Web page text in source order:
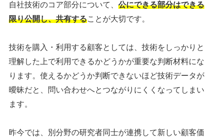
自社技術のコア部分について、 公にできる部分はできる
限り公開し、共有することが大切です。
技術を購入・利用する顧客としては、技術をしっかりと
理解した上で利用できるかどうかが重要な判断材料にな
ります。使えるかどうか判断できないほど技術データが
曖昧だと、問い合わせへとつながりにくくなってしまい
ます。
昨今では、別分野の研究者同士が連携して新しい顧客価